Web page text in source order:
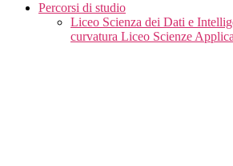
Percorsi di studio
Liceo Scienza dei Dati e
curvatura Liceo Scienze